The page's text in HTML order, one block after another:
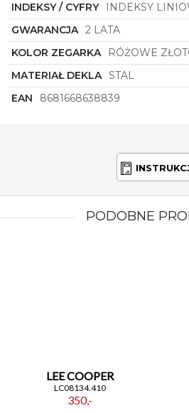
niezwykłemu zegarkowi i
stylu markiLee Cooper
INDEKSY / CYFRY
INDEKSY
GWARANCJA 2 LATA
KOLOR ZEGARKA
RÓŻOWE
MATERIAŁ DEKLA STAL
EAN
8681668638839
PODOBNE
LEE COOPER
LC08134.410
350,-